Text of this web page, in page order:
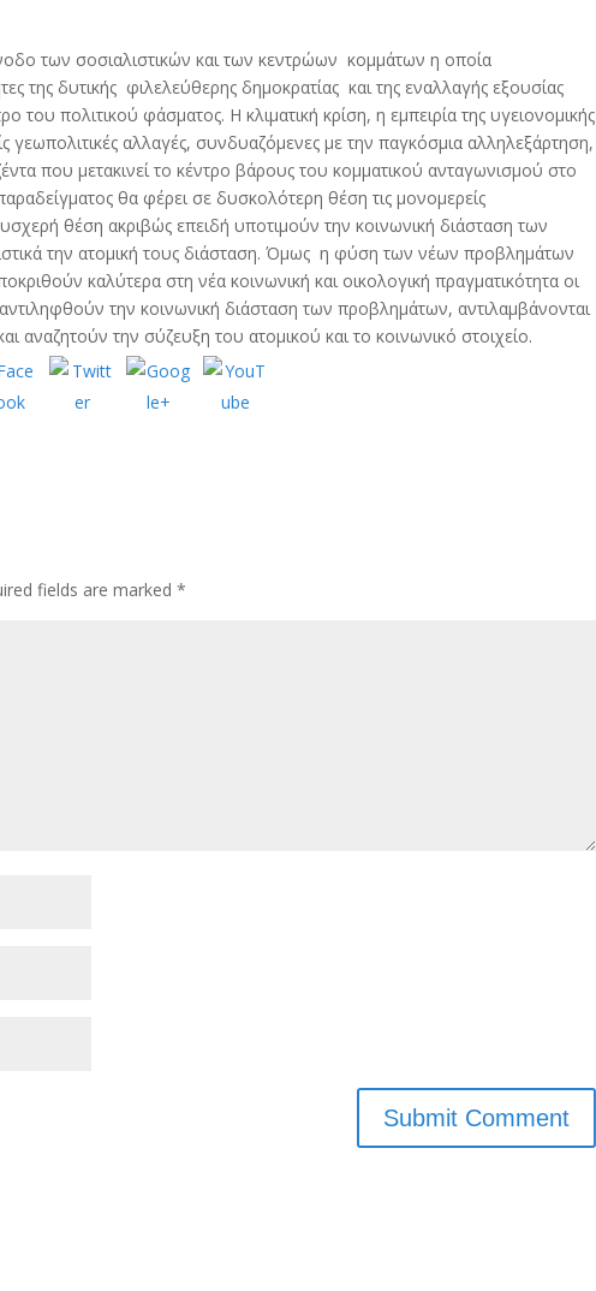
των σοσιαλιστικών και των κεντρώων κομμάτων η οποία
της δυτικής φιλελεύθερης δημοκρατίας και της εναλλαγής εξουσίας
πολιτικού φάσματος. Η κλιματική κρίση, η εμπειρία της υγειονομικής
γεωπολιτικές αλλαγές, συνδυαζόμενες με την παγκόσμια αλληλεξάρτηση,
που μετακινεί το κέντρο βάρους του κομματικού ανταγωνισμού στο
θα φέρει σε δυσκολότερη θέση τις μονομερείς
θέση ακριβώς επειδή υποτιμούν την κοινωνική διάσταση των
την ατομική τους διάσταση. Όμως η φύση των νέων προβλημάτων
καλύτερα στη νέα κοινωνική και οικολογική πραγματικότητα οι
την κοινωνική διάσταση των προβλημάτων, αντιλαμβάνονται
αναζητούν την σύζευξη του ατομικού και το κοινωνικό στοιχείο.
fields are marked*